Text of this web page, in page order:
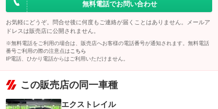
無料電話でお問い合わせ
お気軽にどうぞ。問合せ後に何度もご連絡が届くことはありません。メールア
ドレスは販売店に公開されません。
※無料電話をご利用の場合は、販売店へお客様の電話番号が通知されます。無料電話
番号ご利用の際の注意点は こちら
IP電話、ひかり電話からはご利用いただけません。
この販売店の同一車種
エクストレイル